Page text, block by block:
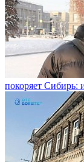
покоряет Сибирь: